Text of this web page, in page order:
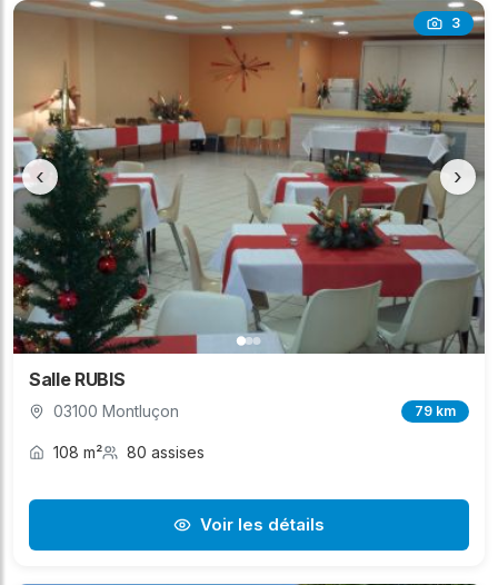
3
‹ ›
Salle RUBIS
03100 Montluçon 79 km
108 m² 80 assises
Voir les détails